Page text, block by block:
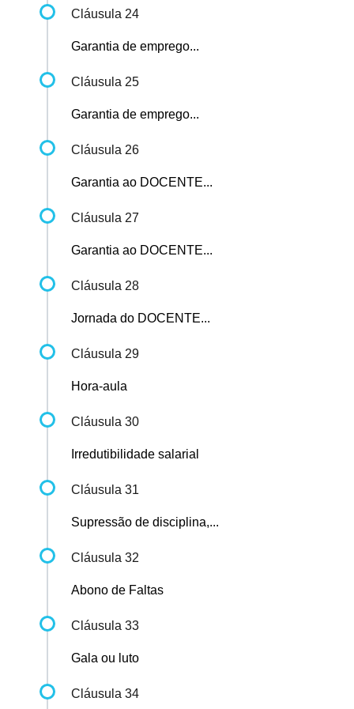
Cláusula 24
Garantia de emprego...
Cláusula 25
Garantia de emprego...
Cláusula 26
Garantia ao DOCENTE...
Cláusula 27
Garantia ao DOCENTE...
Cláusula 28
Jornada do DOCENTE...
Cláusula 29
Hora-aula
Cláusula 30
Irredutibilidade salarial
Cláusula 31
Supressão de disciplina,...
Cláusula 32
Abono de Faltas
Cláusula 33
Gala ou luto
Cláusula 34